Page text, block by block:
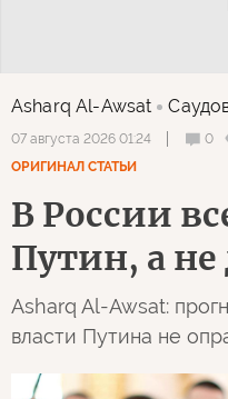
Asharq Al-Awsat
07 августа 2026 01:24 0
ОРИГИНАЛ СТАТЬИ
В России
Путин, а не
Asharq Al-Awsat:
власти Путина не